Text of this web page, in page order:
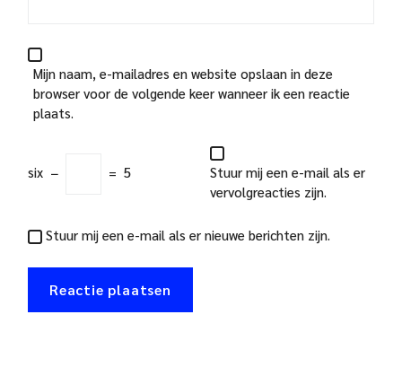
Mijn naam, e-mailadres en website opslaan in deze
browser voor de volgende keer wanneer ik een reactie
plaats.
six − = 5
Stuur mij een e-mail als er
vervolgreacties zijn.
Stuur mij een e-mail als er nieuwe berichten zijn.